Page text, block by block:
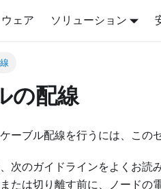
ェア ソリューション
の配線
ーブル配線を行うには、この
次のガイドラインをよくお読
たは切り離す前に、ノードの